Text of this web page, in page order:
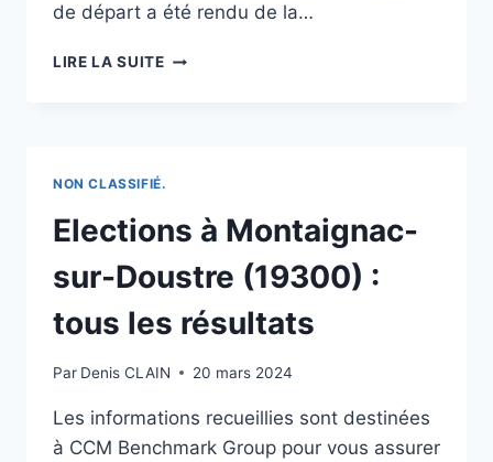
de départ a été rendu de la…
LIRE LA SUITEÉTANG-
APRÈS
S’ÊTRE
FAIT
ENCORNER
UN
NON CLASSIFIÉ.
Elections à Montaignac-
sur-Doustre (19300) :
tous les résultats
Par Denis CLAIN 20 mars 2024
Les informations recueillies sont destinées
à CCM Benchmark Group pour vous assurer